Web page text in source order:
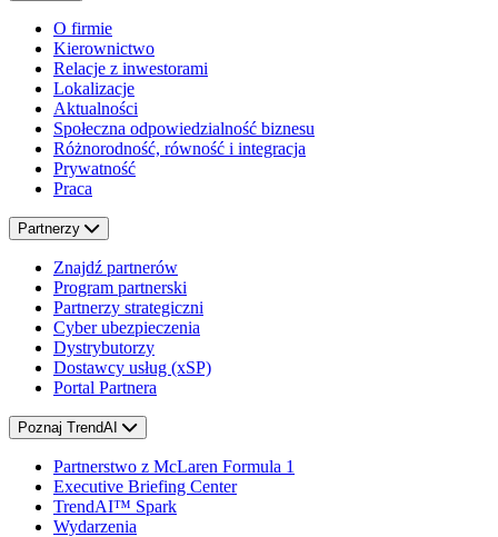
O firmie
Kierownictwo
Relacje z inwestorami
Lokalizacje
Aktualności
Społeczna odpowiedzialność biznesu
Różnorodność, równość i integracja
Prywatność
Praca
Partnerzy
Znajdź partnerów
Program partnerski
Partnerzy strategiczni
Cyber ubezpieczenia
Dystrybutorzy
Dostawcy usług (xSP)
Portal Partnera
Poznaj TrendAI
Partnerstwo z McLaren Formula 1
Executive Briefing Center
TrendAI™ Spark
Wydarzenia